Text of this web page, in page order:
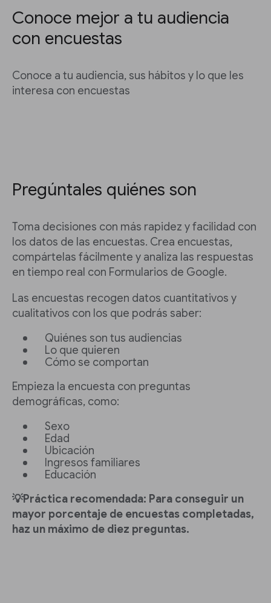
Conoce mejor a tu audiencia
con encuestas
Conoce a tu audiencia, sus hábitos y lo que les
interesa con encuestas
Pregúntales quiénes son
Toma decisiones con más rapidez y facilidad con
los datos de las encuestas. Crea encuestas,
compártelas fácilmente y analiza las respuestas
en tiempo real con Formularios de Google.
Las encuestas recogen datos cuantitativos y
cualitativos con los que podrás saber:
Quiénes son tus audiencias
Lo que quieren
Cómo se comportan
Empieza la encuesta con preguntas
demográficas, como:
Sexo
Edad
Ubicación
Ingresos familiares
Educación
💡Práctica recomendada: Para conseguir un
mayor porcentaje de encuestas completadas,
haz un máximo de diez preguntas.